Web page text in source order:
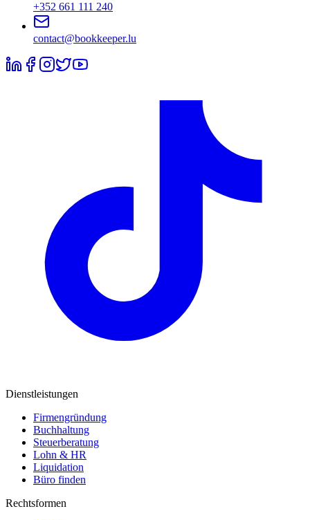
+352 661 111 240
contact@bookkeeper.lu
Dienstleistungen
Firmengründung
Buchhaltung
Steuerberatung
Lohn & HR
Liquidation
Büro finden
Rechtsformen